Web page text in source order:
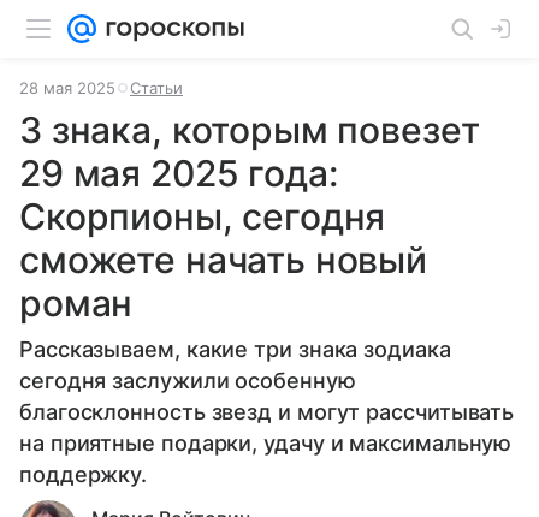
28 мая 2025 Статьи
3 знака, которым повезет
29 мая 2025 года:
Скорпионы, сегодня
сможете начать новый
роман
Рассказываем, какие три знака зодиака
сегодня заслужили особенную
благосклонность звезд и могут рассчитывать
на приятные подарки, удачу и максимальную
поддержку.